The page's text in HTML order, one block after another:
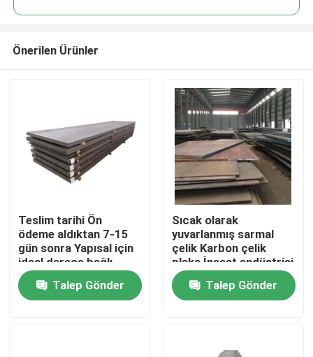
Ana sayfa
Önerilen Ürünler
Teslim tarihi Ön
ödeme aldıktan 7-15
gün sonra Yapısal için
ideal derece bağlı
olarak genellikle 250-
550 MPa'ya kadar
çıkış gücü olan
Talep Gönder
Sıcak olarak
yuvarlanmış sarmal
çelik Karbon çelik
plaka İnşaat endüstrisi
yapısal uygulamalar
için uygundur Dayanıklı
ve malzeme
Talep Gönder